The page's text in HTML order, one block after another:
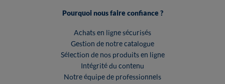
Pourquoi nous faire confiance ?
Achats en ligne sécurisés
Gestion de notre catalogue
Sélection de nos produits en ligne
Intégrité du contenu
Notre équipe de professionnels